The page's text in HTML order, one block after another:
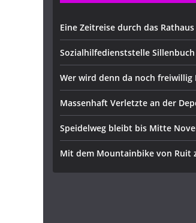
Eine Zeitreise durch das
Sozialhilfedienststelle
Wer wird denn da noch freiwillig
Massenhaft Verletzte an der
Speidelweg bleibt bis Mitte
Mit dem Mountainbike von Ruit